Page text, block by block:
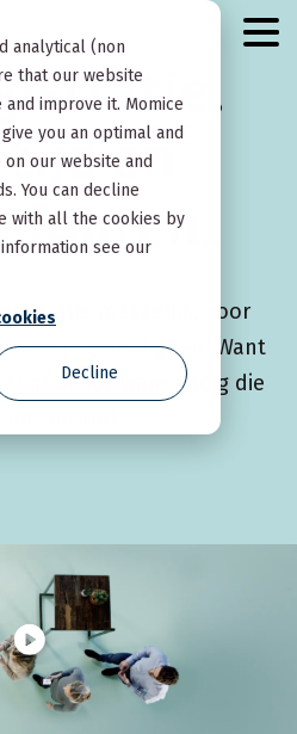
analytical (non
that our website
improve it. Momice
you an optimal and
our website and
You can decline
with all the cookies by
information see our
Decline
tijd en
fouten.
makkelijk, voor
voor je genodigden. Want
hebt software nodig die